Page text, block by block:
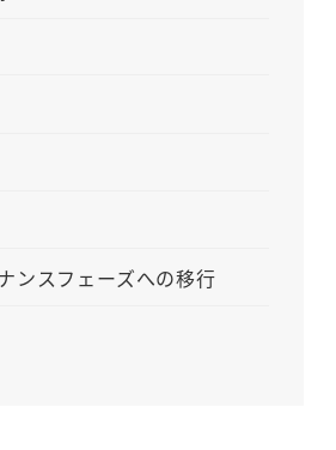
ンスフェーズへの移行